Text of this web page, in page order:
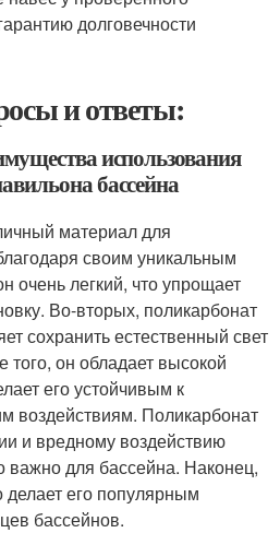
долговечности
и ответы:
использования
бассейна
материал для
своим уникальным
очень легкий, что упрощает
Во-вторых, поликарбонат
сохранить естественный свет
он обладает высокой
его устойчивым к
воздействиям. Поликарбонат
и вредному воздействию
важно для бассейна. Наконец,
делает его популярным
бассейнов.